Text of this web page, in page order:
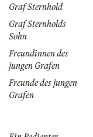
Graf Sternhold
Graf Sternholds
Sohn
Freundinnen des
jungen Grafen
Freunde des jungen
Grafen